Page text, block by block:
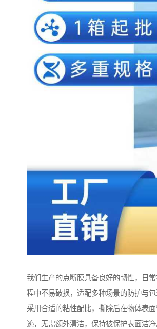
我们生产的点断膜具备良好的韧性，日
程中不易破损，适配多种场景的防护与
采用合适的粘性配比，撕除后在物体表
迹，无需额外清洁，保持被保护表面洁